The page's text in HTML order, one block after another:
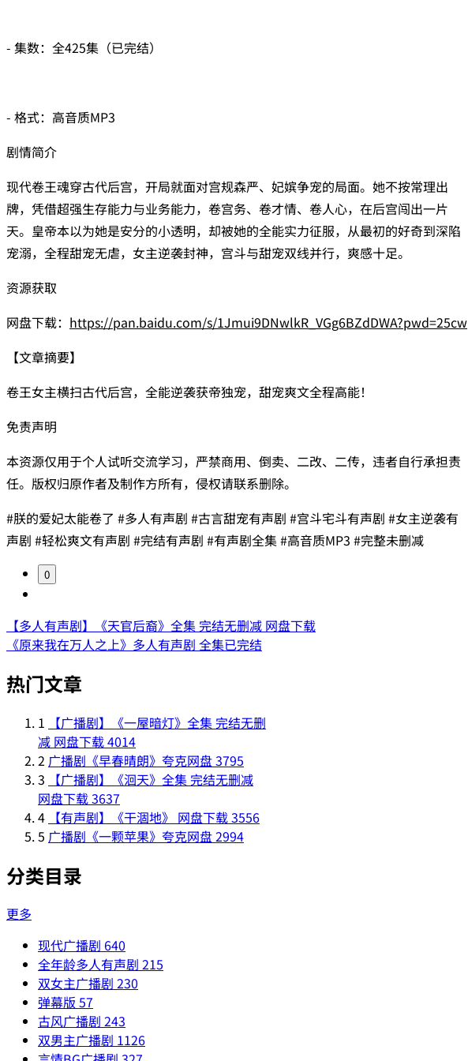
- 集数：全425集（已完结）
- 格式：高音质MP3
剧情简介
现代卷王魂穿古代后宫，开局就面对宫规森严、妃嫔争宠的局面。她不按常理出
牌，凭借超强生存能力与业务能力，卷宫务、卷才情、卷人心，在后宫闯出一片
天。皇帝本以为她是安分的小透明，却被她的全能实力征服，从最初的好奇到深陷
宠溺，全程甜宠无虐，女主逆袭封神，宫斗与甜宠双线并行，爽感十足。
资源获取
网盘下载： https://pan.baidu.com/s/1Jmui9DNwlkR_VGg6BZdDWA?pwd=25cw
【文章摘要】
卷王女主横扫古代后宫，全能逆袭获帝独宠，甜宠爽文全程高能！
免责声明
本资源仅用于个人试听交流学习，严禁商用、倒卖、二改、二传，违者自行承担责
任。版权归原作者及制作方所有，侵权请联系删除。
#朕的爱妃太能卷了 #多人有声剧 #古言甜宠有声剧 #宫斗宅斗有声剧 #女主逆袭有
声剧 #轻松爽文有声剧 #完结有声剧 #有声剧全集 #高音质MP3 #完整未删减
0
【多人有声剧】《天官后裔》全集 完结无删减 网盘下载
《原来我在万人之上》多人有声剧 全集已完结
热门文章
1
【广播剧】《一屋暗灯》全集 完结无删
减 网盘下载4014
2 广播剧《早春晴朗》夸克网盘3795
3
【广播剧】《洄天》全集 完结无删减
网盘下载3637
4 【有声剧】《干涸地》 网盘下载3556
5 广播剧《一颗苹果》夸克网盘2994
分类目录
更多
现代广播剧 640
全年龄多人有声剧 215
双女主广播剧 230
弹幕版 57
古风广播剧 243
双男主广播剧 1126